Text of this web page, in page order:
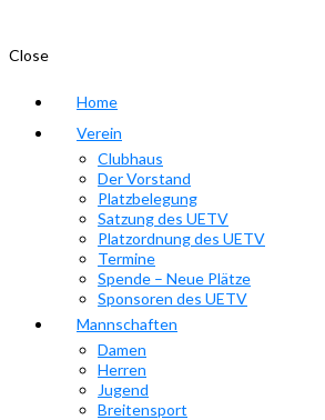
Close
Home
Verein
Clubhaus
Der Vorstand
Platzbelegung
Satzung des UETV
Platzordnung des UETV
Termine
Spende – Neue Plätze
Sponsoren des UETV
Mannschaften
Damen
Herren
Jugend
Breitensport